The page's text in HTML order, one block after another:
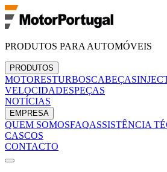
PRODUTOS PARA AUTOMÓVEIS
PRODUTOS
MOTORESTURBOSCABEÇAS
VELOCIDADESPEÇAS
NOTÍCIAS
EMPRESA
QUEM SOMOSFAQASSISTÊNCIA
CASCOS
CONTACTO